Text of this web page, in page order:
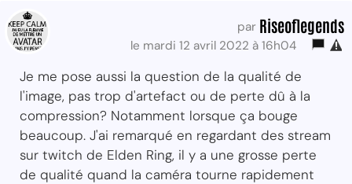
par Riseoflegends
le mardi 12 avril 2022 à 16h04
Je me pose aussi la question de la qualité de
l'image, pas trop d'artefact ou de perte dû à la
compression? Notamment lorsque ça bouge
beaucoup. J'ai remarqué en regardant des stream
sur twitch de Elden Ring, il y a une grosse perte
de qualité quand la caméra tourne rapidement